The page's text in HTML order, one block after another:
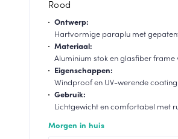
Rood
Ontwerp:
Hartvormige paraplu met
Materiaal:
Aluminium stok en glasfiber
Eigenschappen:
Windproof en UV-werende coating
Gebruik:
Lichtgewicht en comfortabel met
Morgen in huis